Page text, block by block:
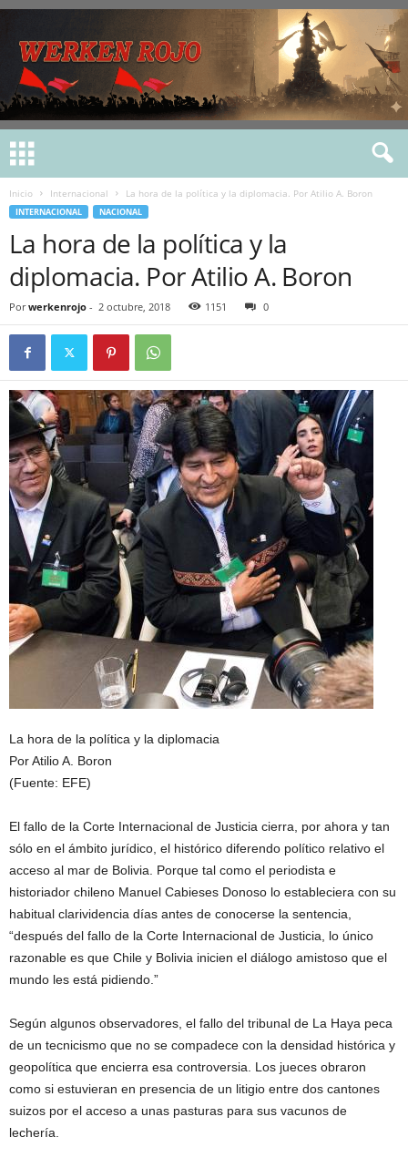
Inicio Internacional La hora de la política y la diplomacia. Por Atilio A. Boron
INTERNACIONAL NACIONAL
La hora de la política y la
diplomacia. Por Atilio A. Boron
Por werkenrojo - 2 octubre, 2018 1151 0
La hora de la política y la diplomacia
Por Atilio A. Boron
(Fuente: EFE)
El fallo de la Corte Internacional de Justicia cierra, por ahora y tan
sólo en el ámbito jurídico, el histórico diferendo político relativo el
acceso al mar de Bolivia. Porque tal como el periodista e
historiador chileno Manuel Cabieses Donoso lo estableciera con su
habitual clarividencia días antes de conocerse la sentencia,
“después del fallo de la Corte Internacional de Justicia, lo único
razonable es que Chile y Bolivia inicien el diálogo amistoso que el
mundo les está pidiendo.”
Según algunos observadores, el fallo del tribunal de La Haya peca
de un tecnicismo que no se compadece con la densidad histórica y
geopolítica que encierra esa controversia. Los jueces obraron
como si estuvieran en presencia de un litigio entre dos cantones
suizos por el acceso a unas pasturas para sus vacunos de
lechería.